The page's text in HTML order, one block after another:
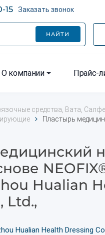
15 Заказать звонок
НАЙТИ
О компании Прайс-
средства, Вата,
Пластырь
Hualian
Ltd.,
Hualian Health Dressing